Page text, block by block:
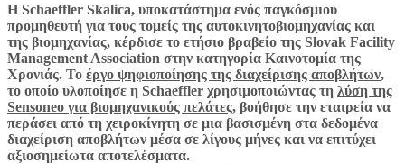
Η Schaeffler Skalica, υποκατάστημα ενός παγκόσμιου
προμηθευτή για τους τομείς της αυτοκινητοβιομηχανίας και
της βιομηχανίας, κέρδισε το ετήσιο βραβείο της Slovak Facility
Management Association στην κατηγορία Καινοτομία της
Χρονιάς. Το έργο ψηφιοποίησης της διαχείρισης αποβλήτων,
το οποίο υλοποίησε η Schaeffler χρησιμοποιώντας τη λύση της
Sensoneo για βιομηχανικούς πελάτες, βοήθησε την εταιρεία να
περάσει από τη χειροκίνητη σε μια βασισμένη στα δεδομένα
διαχείριση αποβλήτων μέσα σε λίγους μήνες και να επιτύχει
αξιοσημείωτα αποτελέσματα.